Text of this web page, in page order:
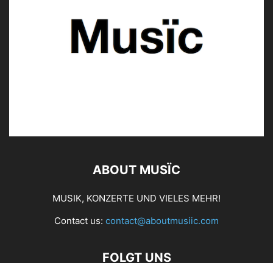
ABOUT MUSÏC
MUSIK, KONZERTE UND VIELES MEHR!
Contact us: contact@aboutmusiic.com
FOLGT UNS